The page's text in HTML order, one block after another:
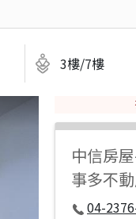
3樓/7樓
中信房屋
事多不
04-